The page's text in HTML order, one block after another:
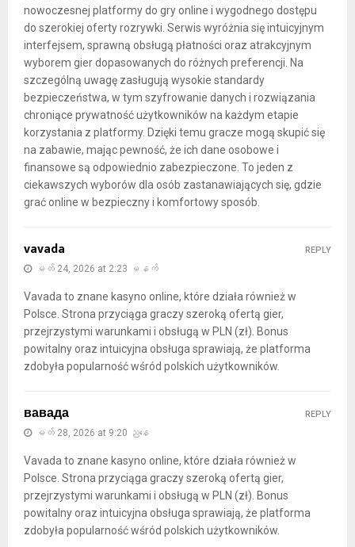
nowoczesnej platformy do gry online i wygodnego dostępu
do szerokiej oferty rozrywki. Serwis wyróżnia się intuicyjnym
interfejsem, sprawną obsługą płatności oraz atrakcyjnym
wyborem gier dopasowanych do różnych preferencji. Na
szczególną uwagę zasługują wysokie standardy
bezpieczeństwa, w tym szyfrowanie danych i rozwiązania
chroniące prywatność użytkowników na każdym etapie
korzystania z platformy. Dzięki temu gracze mogą skupić się
na zabawie, mając pewność, że ich dane osobowe i
finansowe są odpowiednio zabezpieczone. To jeden z
ciekawszych wyborów dla osób zastanawiających się, gdzie
grać online w bezpieczny i komfortowy sposób.
vavada
မတ် 24, 2026 at 2:23 မနက်
Vavada to znane kasyno online, które działa również w
Polsce. Strona przyciąga graczy szeroką ofertą gier,
przejrzystymi warunkami i obsługą w PLN (zł). Bonus
powitalny oraz intuicyjna obsługa sprawiają, że platforma
zdobyła popularność wśród polskich użytkowników.
REPLY
вавада
မတ် 28, 2026 at 9:20 ညနေ
Vavada to znane kasyno online, które działa również w
Polsce. Strona przyciąga graczy szeroką ofertą gier,
przejrzystymi warunkami i obsługą w PLN (zł). Bonus
powitalny oraz intuicyjna obsługa sprawiają, że platforma
zdobyła popularność wśród polskich użytkowników.
REPLY